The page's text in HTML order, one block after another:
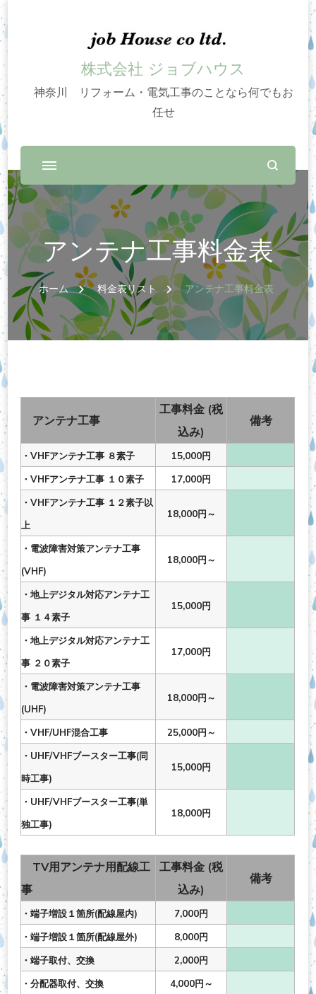
株式会社 ジョブハウス
神奈川 リフォーム・電気工事のことなら何でもお
任せ
アンテナ工事料金表
ホーム 料金表リスト アンテナ工事料金表
アンテナ工事
工事料金 (税
込み)
備考
・VHFアンテナ工事 ８素子
15,000円
・VHFアンテナ工事 １０素子
17,000円
・VHFアンテナ工事 １２素子以
上
18,000円～
・電波障害対策アンテナ工事
(VHF)
18,000円～
・地上デジタル対応アンテナ工
事 １４素子
15,000円
・地上デジタル対応アンテナ工
事 ２０素子
17,000円
・電波障害対策アンテナ工事
(UHF)
18,000円～
・VHF/UHF混合工事
25,000円～
・UHF/VHFブースター工事(同
時工事)
15,000円
・UHF/VHFブースター工事(単
独工事)
18,000円
TV用アンテナ用配線工
事
工事料金 (税
込み)
備考
・端子増設１箇所(配線屋内)
7,000円
・端子増設１箇所(配線屋外)
8,000円
・端子取付、交換
2,000円
・分配器取付、交換
4,000円～